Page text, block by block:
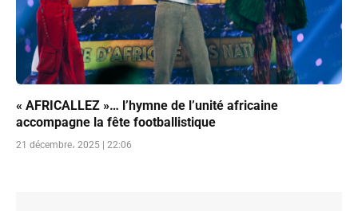
« AFRICALLEZ »… l’hymne de l’unité africaine
accompagne la fête footballistique
21 décembre، 2025 | 22:06